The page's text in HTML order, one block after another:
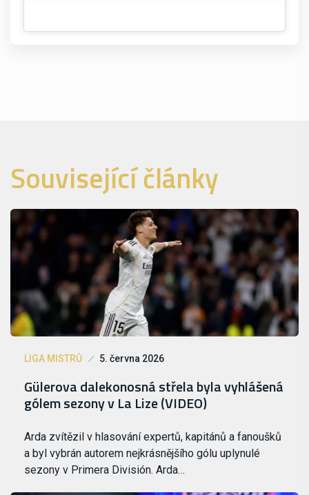
Související články
LIGA MISTRŮ 5. června 2026
Gülerova dalekonosná střela byla vyhlášená
gólem sezony v La Lize (VIDEO)
Arda zvítězil v hlasování expertů, kapitánů a fanoušků
a byl vybrán autorem nejkrásnějšího gólu uplynulé
sezony v Primera División. Arda…